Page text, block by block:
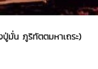
มั่น ภูริทัตตมหาเถระ)